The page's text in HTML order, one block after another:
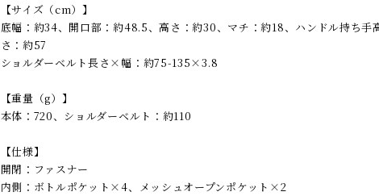
【サイズ（cm）】
底幅：約34、開口部：約48.5、高さ：約30、マチ：約18、ハンドル持ち手
さ：約57
ショルダーベルト長さ×幅：約75-135×3.8
【重量（g）】
本体：720、ショルダーベルト：約110
【仕様】
開閉：ファスナー
内側：ボトルポケット×4、メッシュオープンポケット×2